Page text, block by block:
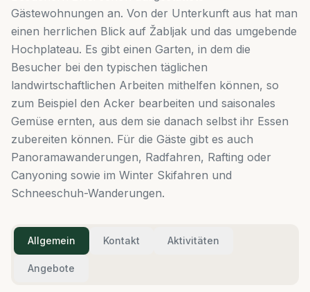
Gästewohnungen an. Von der Unterkunft aus hat man
einen herrlichen Blick auf Žabljak und das umgebende
Hochplateau. Es gibt einen Garten, in dem die
Besucher bei den typischen täglichen
landwirtschaftlichen Arbeiten mithelfen können, so
zum Beispiel den Acker bearbeiten und saisonales
Gemüse ernten, aus dem sie danach selbst ihr Essen
zubereiten können. Für die Gäste gibt es auch
Panoramawanderungen, Radfahren, Rafting oder
Canyoning sowie im Winter Skifahren und
Schneeschuh-Wanderungen.
Allgemein Kontakt Aktivitäten
Angebote